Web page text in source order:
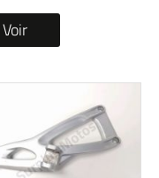
Voir